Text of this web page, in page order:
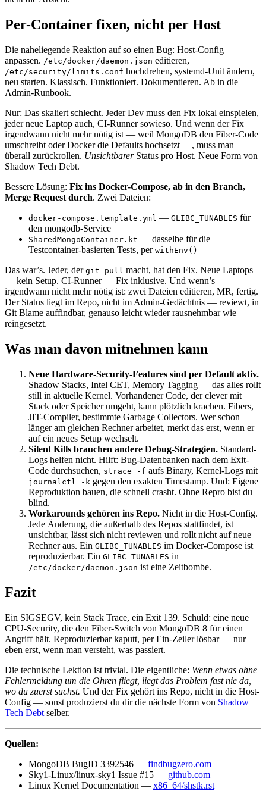
Per-Container fixen, nicht per Host
Die naheliegende Reaktion auf so einen Bug: Host-Config
anpassen. /etc/docker/daemon.json editieren,
/etc/security/limits.conf hochdrehen, systemd-Unit ändern,
neu starten. Klassisch. Funktioniert. Dokumentieren. Ab in die
Admin-Runbook.
Nur: Das skaliert schlecht. Jeder Dev muss den Fix lokal einspielen,
jeder neue Laptop auch, CI-Runner sowieso. Und wenn der Fix
irgendwann nicht mehr nötig ist — weil MongoDB den Fiber-Code
umschreibt oder Docker die Defaults hochsetzt —, muss man
überall zurückrollen. UnsichtbarerStatus pro Host. Neue Form von
Shadow Tech Debt.
Bessere Lösung: Fix ins Docker-Compose, ab in den Branch,
Merge Request durch. Zwei Dateien:
docker-compose.template.yml — GLIBC_TUNABLES für
den mongodb-Service
SharedMongoContainer.kt — dasselbe für die
Testcontainer-basierten Tests, per withEnv()
Das war’s. Jeder, der git pull macht, hat den Fix. Neue Laptops
— kein Setup. CI-Runner — Fix inklusive. Und wenn’s
irgendwann nicht mehr nötig ist: zwei Dateien editieren, MR, fertig.
Der Status liegt im Repo, nicht im Admin-Gedächtnis — reviewt, in
Git Blame auffindbar, genauso leicht wieder rausnehmbar wie
reingesetzt.
Was man davon mitnehmen kann
Neue Hardware-Security-Features sind per Default aktiv.
Shadow Stacks, Intel CET, Memory Tagging — das alles rollt
still in aktuelle Kernel. Vorhandener Code, der clever mit
Stack oder Speicher umgeht, kann plötzlich krachen. Fibers,
JIT-Compiler, bestimmte Garbage Collectors. Wer schon
länger am gleichen Rechner arbeitet, merkt das erst, wenn er
auf ein neues Setup wechselt.
Silent Kills brauchen andere Debug-Strategien. Standard-
Logs helfen nicht. Hilft: Bug-Datenbanken nach dem Exit-
Code durchsuchen, strace -f aufs Binary, Kernel-Logs mit
journalctl -k gegen den exakten Timestamp. Und: Eigene
Reproduktion bauen, die schnell crasht. Ohne Repro bist du
blind.
Workarounds gehören ins Repo. Nicht in die Host-Config.
Jede Änderung, die außerhalb des Repos stattfindet, ist
unsichtbar, lässt sich nicht reviewen und rollt nicht auf neue
Rechner aus. Ein GLIBC_TUNABLES im Docker-Compose ist
reproduzierbar. Ein GLIBC_TUNABLES in
/etc/docker/daemon.json ist eine Zeitbombe.
Fazit
Ein SIGSEGV, kein Stack Trace, ein Exit 139. Schuld: eine neue
CPU-Security, die den Fiber-Switch von MongoDB 8 für einen
Angriff hält. Reproduzierbar kaputt, per Ein-Zeiler lösbar — nur
eben erst, wenn man versteht, was passiert.
Die technische Lektion ist trivial. Die eigentliche: Wenn etwas ohne
Fehlermeldung um die Ohren fliegt, liegt das Problem fast nie da,
wo du zuerst suchst. Und der Fix gehört ins Repo, nicht in die Host-
Config — sonst produzierst du dir die nächste Form von Shadow
Tech Debt selber.
Quellen:
MongoDB BugID 3392546 — findbugzero.com
Sky1-Linux/linux-sky1 Issue #15 — github.com
Linux Kernel Documentation — x86_64/shstk.rst